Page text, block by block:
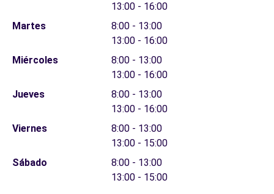
13:00 - 16:00
Martes
8:00 - 13:00
13:00 - 16:00
Miércoles
8:00 - 13:00
13:00 - 16:00
Jueves
8:00 - 13:00
13:00 - 16:00
Viernes
8:00 - 13:00
13:00 - 15:00
Sábado
8:00 - 13:00
13:00 - 15:00